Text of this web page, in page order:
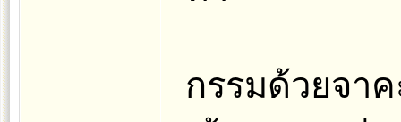
กรรมด้วยจา